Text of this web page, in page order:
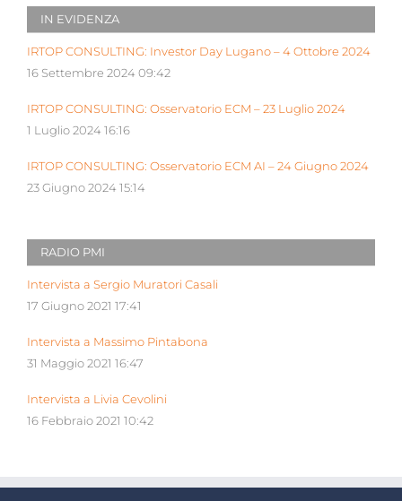
IN EVIDENZA
IRTOP CONSULTING: Investor Day Lugano – 4 Ottobre 2024
16 Settembre 2024 09:42
IRTOP CONSULTING: Osservatorio ECM – 23 Luglio 2024
1 Luglio 2024 16:16
IRTOP CONSULTING: Osservatorio ECM AI – 24 Giugno 2024
23 Giugno 2024 15:14
RADIO PMI
Intervista a Sergio Muratori Casali
17 Giugno 2021 17:41
Intervista a Massimo Pintabona
31 Maggio 2021 16:47
Intervista a Livia Cevolini
16 Febbraio 2021 10:42